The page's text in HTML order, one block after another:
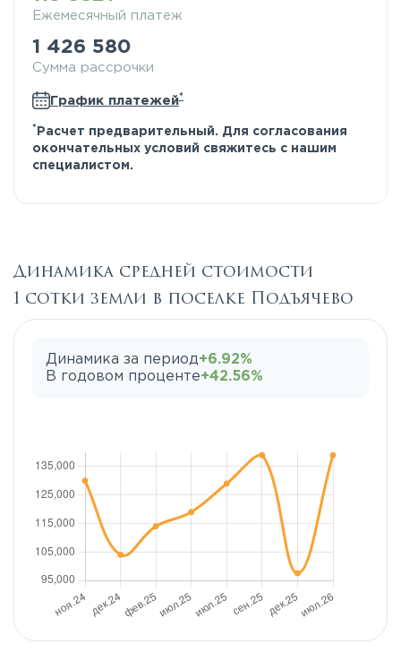
Ежемесячный платеж
1 426 580
Сумма рассрочки
График платежей*
* Расчет предварительный. Для согласования
окончательных условий свяжитесь с нашим
специалистом.
Динамика средней стоимости
1 сотки земли в поселке Подъячево
Динамика за период+6.92%
В годовом проценте+42.56%